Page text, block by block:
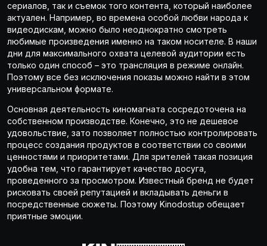
сериалов, так и съемок того контента, который наиболее
актуален. Например, во времена особой любви народа к
видеодискам, можно было неоднократно смотреть
любимые произведения именно на таком носителе. В наши
дни для максимального охвата целевой аудитории есть
только один способ – это трансляция в режиме онлайн.
Поэтому все без исключения показы можно найти в этом
универсальном формате.
Основная деятельность киномагната сосредоточена на
собственном производстве. Конечно, это не дешевое
удовольствие, зато позволяет полностью контролировать
процесс создания продуктов в соответствии со своими
ценностями и приоритетами. Для зрителей такая позиция
удобна тем, что гарантирует качество досуга,
проведенного за просмотром. Известный бренд не будет
рисковать своей репутацией и вкладывать деньги в
посредственные сюжеты. Поэтому Kinodostup обещает
приятные эмоции.